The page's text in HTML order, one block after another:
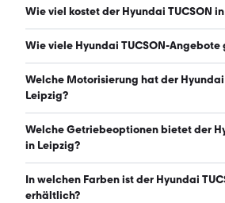
Wie viel kostet der Hyundai TUCSON
Ein guter Preis für einen Hyundai
starten ab 139 € monatlich. (Stand:
Wie viele Hyundai TUCSON-
Es gibt insgesamt 160 Hyundai
davon 138 Gebraucht- und 22
Welche Motorisierung hat der Hyundai
Leipzig?
Der Hyundai TUCSON in Leipzig hat
136 und 287 PS. (Stand: 7.8.2026)
Welche Getriebeoptionen bietet der
in Leipzig?
Der Hyundai TUCSON in Leipzig ist
und manuellem Getriebe erhältlich.
In welchen Farben ist der Hyundai
erhältlich?